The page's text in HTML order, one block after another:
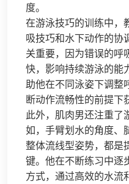
度。
在游泳技巧的训练中，
吸技巧和水下动作的协
关重要，因为错误的呼
快，影响持续游泳的能
助他在不同泳姿下调整
断动作流畅性的前提下
此外，肌肉男还注重了
如，手臂划水的角度、
整体流线型姿势，都是
键。他在不断练习中逐
方式，通过高效的水流